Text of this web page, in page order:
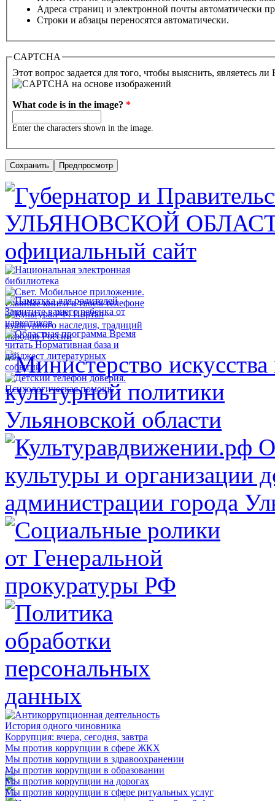
Адреса страниц и электронной почты автоматически
Строки и абзацы переносятся автоматически.
CAPTCHA
Этот вопрос задается для того, чтобы выяснить, являетесь
What code is in the image? *
Enter the characters shown in the image.
История одного чиновника
Коррупция: вчера, сегодня, завтра
Мы против коррупции в сфере ЖКХ
Мы против коррупции в здравоохранении
Мы против коррупции в образовании
Мы против коррупции на дорогах
Мы против коррупции в сфере ритуальных услуг